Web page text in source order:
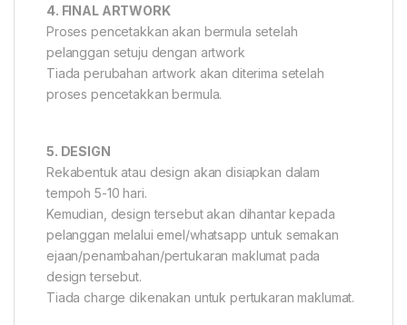
4. FINAL ARTWORK
Proses pencetakkan akan bermula setelah
pelanggan setuju dengan artwork
Tiada perubahan artwork akan diterima setelah
proses pencetakkan bermula.
5. DESIGN
Rekabentuk atau design akan disiapkan dalam
tempoh 5-10 hari.
Kemudian, design tersebut akan dihantar kepada
pelanggan melalui emel/whatsapp untuk semakan
ejaan/penambahan/pertukaran maklumat pada
design tersebut.
Tiada charge dikenakan untuk pertukaran maklumat.